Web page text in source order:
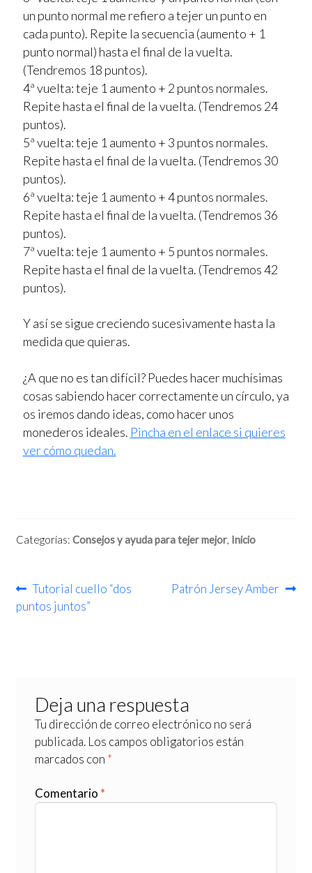
un punto normal me refiero a tejer un punto en
cada punto). Repite la secuencia (aumento + 1
punto normal) hasta el final de la vuelta.
(Tendremos 18 puntos).
4ª vuelta: teje 1 aumento + 2 puntos normales.
Repite hasta el final de la vuelta. (Tendremos 24
puntos).
5ª vuelta: teje 1 aumento + 3 puntos normales.
Repite hasta el final de la vuelta. (Tendremos 30
puntos).
6ª vuelta: teje 1 aumento + 4 puntos normales.
Repite hasta el final de la vuelta. (Tendremos 36
puntos).
7ª vuelta: teje 1 aumento + 5 puntos normales.
Repite hasta el final de la vuelta. (Tendremos 42
puntos).
Y así se sigue creciendo sucesivamente hasta la
medida que quieras.
¿A que no es tan difícil? Puedes hacer muchísimas
cosas sabiendo hacer correctamente un círculo, ya
os iremos dando ideas, como hacer unos
monederos ideales. Pincha en el enlace si quieres
ver cómo quedan.
Categorías: Consejos y ayuda para tejer mejor, Inicio
Tutorial cuello “dos
puntos juntos”
Patrón Jersey Amber
Deja una respuesta
Tu dirección de correo electrónico no será
publicada. Los campos obligatorios están
marcados con *
Comentario *